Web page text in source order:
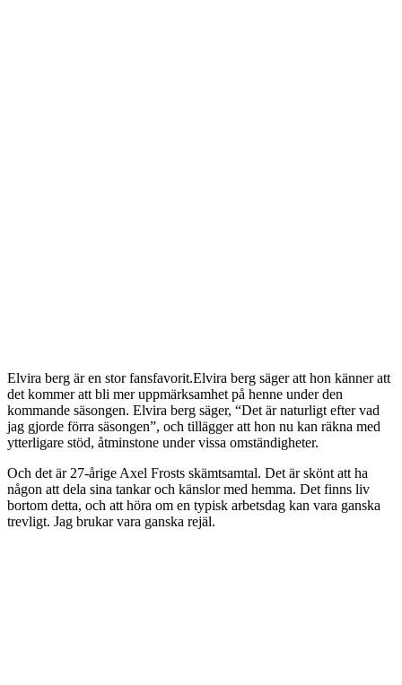
Elvira berg är en stor fansfavorit.Elvira berg säger att hon känner att
det kommer att bli mer uppmärksamhet på henne under den
kommande säsongen. Elvira berg säger, “Det är naturligt efter vad
jag gjorde förra säsongen”, och tillägger att hon nu kan räkna med
ytterligare stöd, åtminstone under vissa omständigheter.
Och det är 27-årige Axel Frosts skämtsamtal. Det är skönt att ha
någon att dela sina tankar och känslor med hemma. Det finns liv
bortom detta, och att höra om en typisk arbetsdag kan vara ganska
trevligt. Jag brukar vara ganska rejäl.